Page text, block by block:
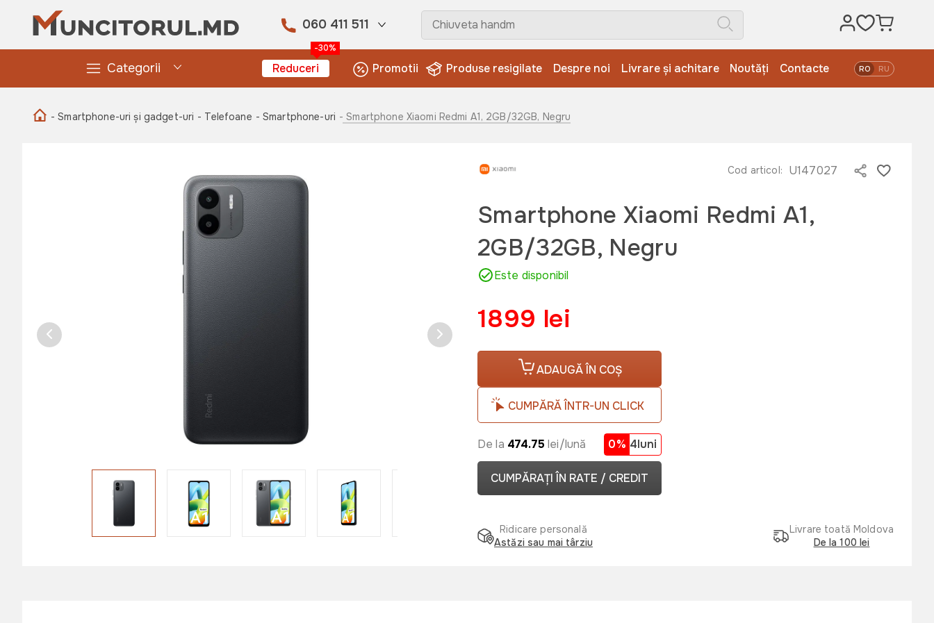
060 411 511
Categorii
-30%
Reduceri Promotii Produse resigilate Despre noi Livrare și achitare Noutăți Contacte RO RU
- Smartphone-uri și gadget-uri - Telefoane - Smartphone-uri - Smartphone Xiaomi Redmi A1, 2GB/32GB, Negru
Cod articol: U147027
Smartphone Xiaomi Redmi A1,
2GB/32GB, Negru
Este disponibil
1899 lei
ADAUGĂ ÎN COȘ
CUMPĂRĂ ÎNTR-UN CLICK
De la 474.75 lei/lună 0% 4luni
CUMPĂRAȚI ÎN RATE / CREDIT
Ridicare personală
Astăzi sau mai târziu
Livrare toată Moldova
De la 100 lei